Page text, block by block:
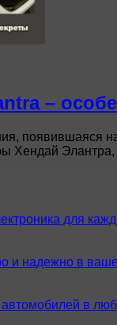
–
появившаяся
Хендай
для
и надежно в
в